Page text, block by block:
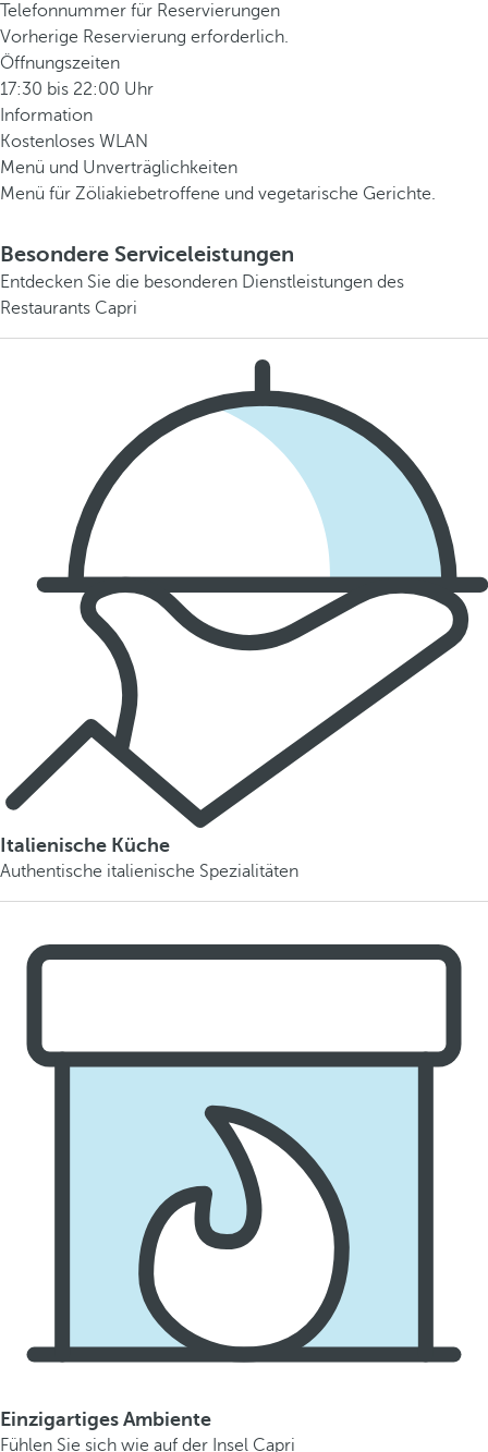
Telefonnummer für Reservierungen
Vorherige Reservierung erforderlich.
Öffnungszeiten
17:30 bis 22:00 Uhr
Information
Kostenloses WLAN
Menü und Unverträglichkeiten
Menü für Zöliakiebetroffene und vegetarische Gerichte.
Besondere Serviceleistungen
Entdecken Sie die besonderen Dienstleistungen des
Restaurants Capri
Italienische Küche
Authentische italienische Spezialitäten
Einzigartiges Ambiente
Fühlen Sie sich wie auf der Insel Capri